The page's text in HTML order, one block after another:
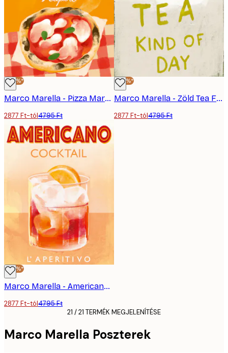
-40%*
Marco Marella - Pizza Margherita Poszter
2877 Ft-tól4795 Ft
-40%*
Marco Marella - Zöld Tea Felirat Poszter
2877 Ft-tól4795 Ft
-40%*
Marco Marella - Americano Koktél Poszter
2877 Ft-tól4795 Ft
21 / 21 TERMÉK MEGJELENÍTÉSE
Marco Marella Poszterek